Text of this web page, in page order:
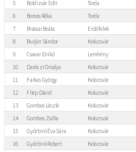
5
Boldizsár Edit Torda
6
Borsos Réka
Torda
7
Brassai Beáta Erdőfelek
8
Burján Sándor
Kolozsvár
9
Csavar Enikő
Lemhény
10
Daróczi Orsolya
Kolozsvár
11
Farkas György
Kolozsvár
12
Filep Dávid
Kolozsvár
13
Gombos László
Kolozsvár
14
Gombos Zsófia
Kolozsvár
15
Győrbiró Éva Sára
Kolozsvár
16
Győrbiró Robert
Kolozsvár